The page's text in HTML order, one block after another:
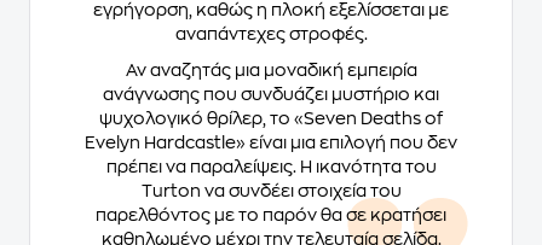
εγρήγορση, καθώς η πλοκή εξελίσσεται με
αναπάντεχες στροφές.
Αν αναζητάς μια μοναδική εμπειρία
ανάγνωσης που συνδυάζει μυστήριο και
ψυχολογικό θρίλερ, το «Seven Deaths of
Evelyn Hardcastle» είναι μια επιλογή που δεν
πρέπει να παραλείψεις. Η ικανότητα του
Turton να συνδέει στοιχεία του
παρελθόντος με το παρόν θα σε κρατήσει
καθηλωμένο μέχρι την τελευταία σελίδα.